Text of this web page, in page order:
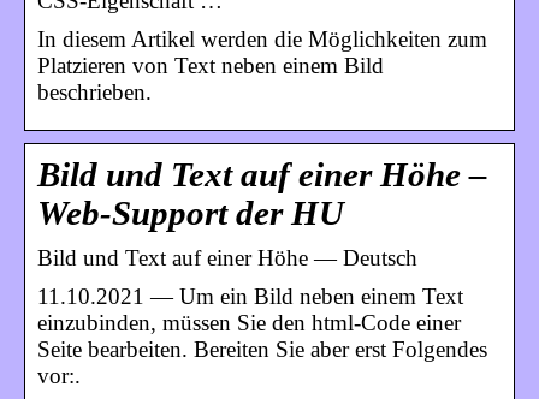
In diesem Artikel werden die Möglichkeiten zum
Platzieren von Text neben einem Bild
beschrieben.
Bild und Text auf einer Höhe –
Web-Support der HU
Bild und Text auf einer Höhe — Deutsch
11.10.2021 — Um ein Bild neben einem Text
einzubinden, müssen Sie den html-Code einer
Seite bearbeiten. Bereiten Sie aber erst Folgendes
vor:.